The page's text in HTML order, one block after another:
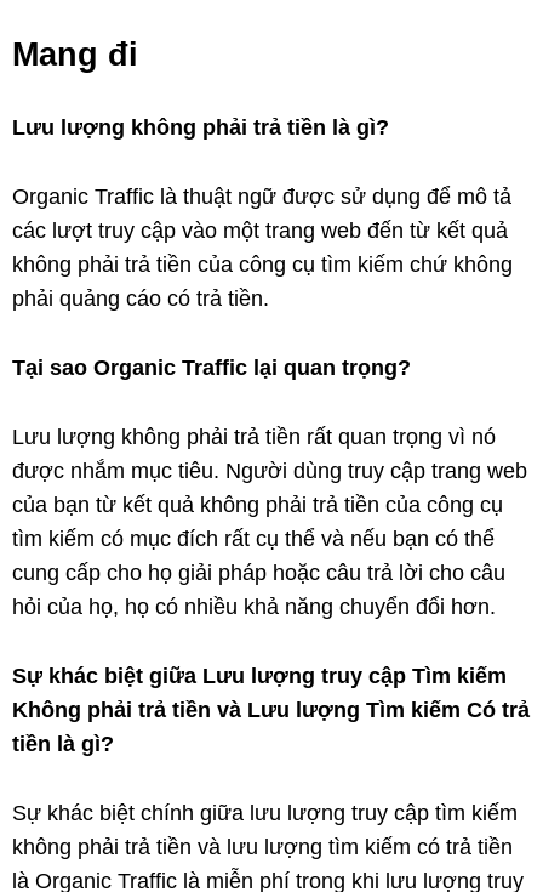
Mang đi
Lưu lượng không phải trả tiền là gì?
Organic Traffic là thuật ngữ được sử dụng để mô tả
các lượt truy cập vào một trang web đến từ kết quả
không phải trả tiền của công cụ tìm kiếm chứ không
phải quảng cáo có trả tiền.
Tại sao Organic Traffic lại quan trọng?
Lưu lượng không phải trả tiền rất quan trọng vì nó
được nhắm mục tiêu. Người dùng truy cập trang web
của bạn từ kết quả không phải trả tiền của công cụ
tìm kiếm có mục đích rất cụ thể và nếu bạn có thể
cung cấp cho họ giải pháp hoặc câu trả lời cho câu
hỏi của họ, họ có nhiều khả năng chuyển đổi hơn.
Sự khác biệt giữa Lưu lượng truy cập Tìm kiếm
Không phải trả tiền và Lưu lượng Tìm kiếm Có trả
tiền là gì?
Sự khác biệt chính giữa lưu lượng truy cập tìm kiếm
không phải trả tiền và lưu lượng tìm kiếm có trả tiền
là Organic Traffic là miễn phí trong khi lưu lượng truy